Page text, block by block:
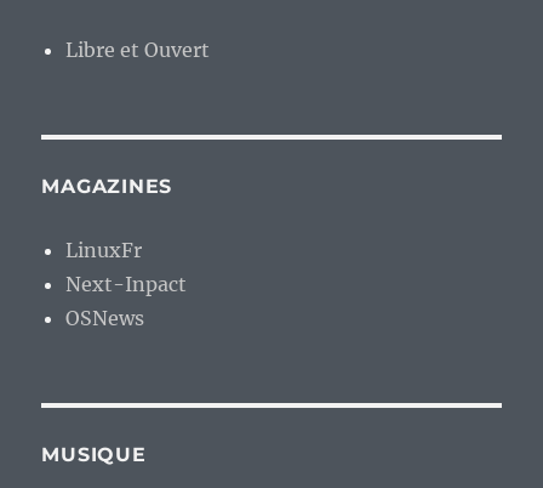
Libre et Ouvert
MAGAZINES
LinuxFr
Next-Inpact
OSNews
MUSIQUE